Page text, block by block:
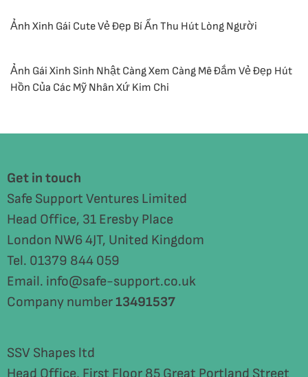
Ảnh Xinh Gái Cute Vẻ Đẹp Bí Ẩn Thu Hút Lòng Người
Ảnh Gái Xinh Sinh Nhật Càng Xem Càng Mê Đắm Vẻ Đẹp Hút
Hồn Của Các Mỹ Nhân Xứ Kim Chi
Get in touch
Safe Support Ventures Limited
Head Office, 31 Eresby Place
London NW6 4JT, United Kingdom
Tel. 01379 844 059
Email. info@safe-support.co.uk
Company number13491537
SSV Shapes ltd